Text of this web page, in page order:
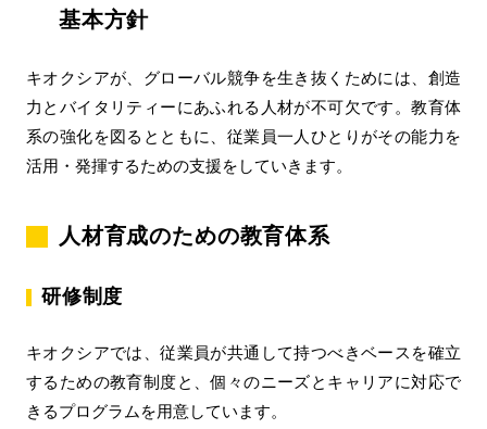
基本方針
キオクシアが、グローバル競争を生き抜くためには、創造
力とバイタリティーにあふれる人材が不可欠です。教育体
系の強化を図るとともに、従業員一人ひとりがその能力を
活用・発揮するための支援をしていきます。
人材育成のための教育体系
研修制度
キオクシアでは、従業員が共通して持つべきベースを確立
するための教育制度と、個々のニーズとキャリアに対応で
きるプログラムを用意しています。